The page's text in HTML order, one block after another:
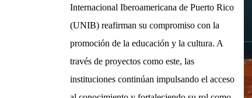
Internacional Iberoamericana de Puerto Rico
(UNIB) reafirman su compromiso con la
promoción de la educación y la cultura. A
través de proyectos como este, las
instituciones continúan impulsando el acceso